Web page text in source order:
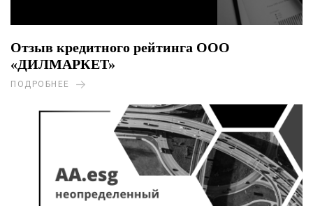
Отзыв кредитного рейтинга ООО
«ДИЛМАРКЕТ»
ПОДРОБНЕЕ